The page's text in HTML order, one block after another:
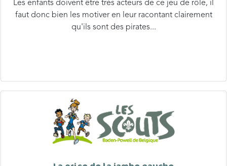
Les enfants doivent être très acteurs de ce jeu de rôle, il
faut donc bien les motiver en leur racontant clairement
qu'ils sont des pirates...